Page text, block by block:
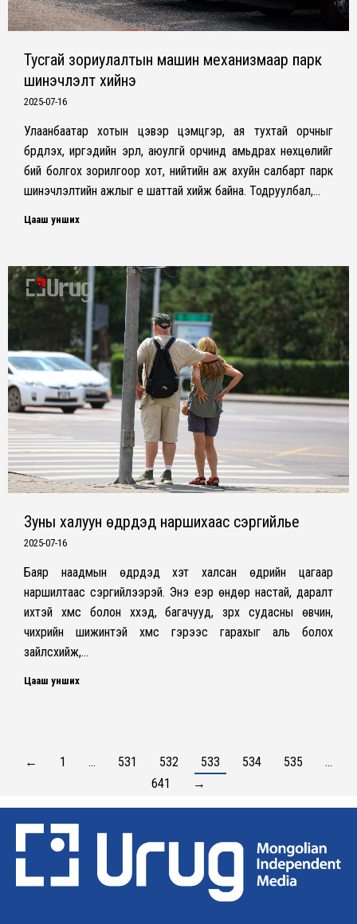
Тусгай зориулалтын машин механизмаар парк
шинэчлэлт хийнэ
2025-07-16
Улаанбаатар хотын цэвэр цэмцгэр, ая тухтай орчныг
бүрдүүлэх, иргэдийн эрүүл, аюулгүй орчинд амьдрах нөхцөлийг
бий болгох зорилгоор хот, нийтийн аж ахуйн салбарт парк
шинэчлэлтийн ажлыг үе шаттай хийж байна. Тодруулбал,…
Цааш унших
Зуны халуун өдрүүдэд наршихаас сэргийлье
2025-07-16
Баяр наадмын өдрүүдэд хэт халсан өдрийн цагаар
наршилтаас сэргийлээрэй. Энэ үеэр өндөр настай, даралт
ихтэй хүмүүс болон хүүхэд, багачууд, зүрх судасны өвчин,
чихрийн шижинтэй хүмүүс гэрээс гарахыг аль болох
зайлсхийж,…
Цааш унших
← 1 … 531 532 533 534 535
…
641
→